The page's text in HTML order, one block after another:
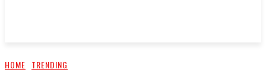
HOME TRENDING